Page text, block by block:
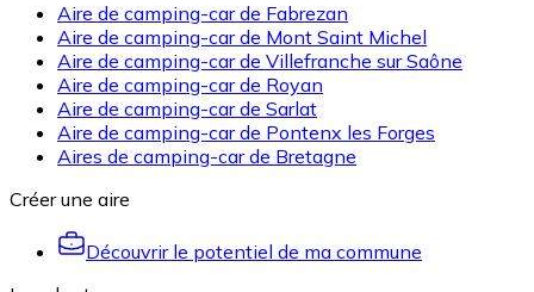
Aire de camping-car de Fabrezan
Aire de camping-car de Mont Saint Michel
Aire de camping-car de Villefranche sur Saône
Aire de camping-car de Royan
Aire de camping-car de Sarlat
Aire de camping-car de Pontenx les Forges
Aires de camping-car de Bretagne
Créer une aire
Découvrir le potentiel de ma commune